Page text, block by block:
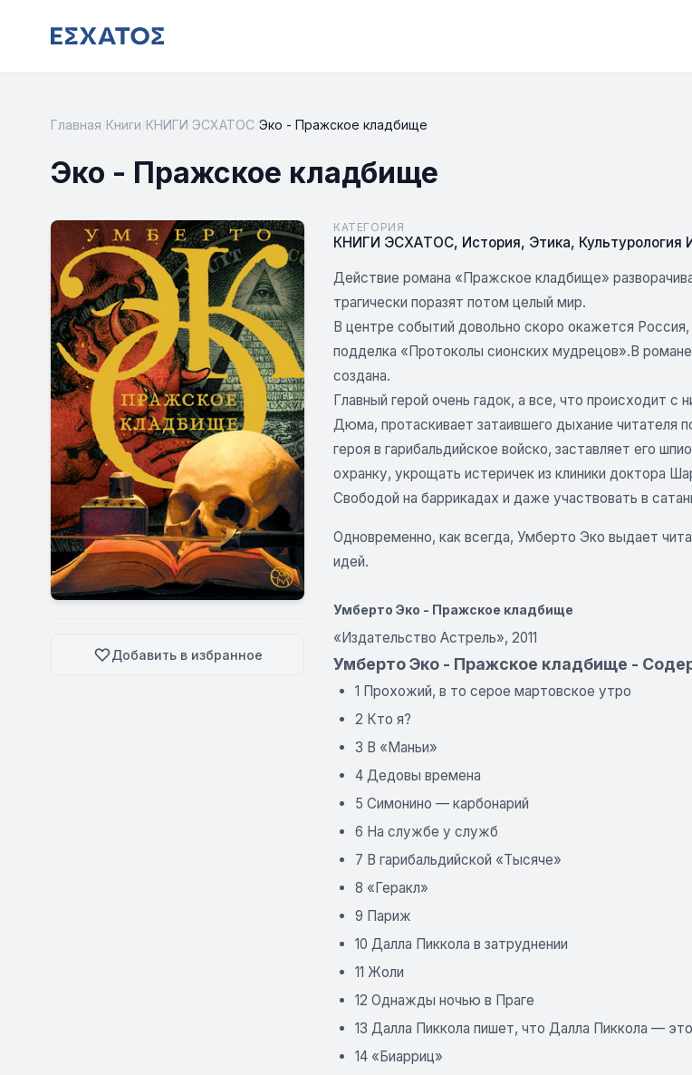
Главная Книги КНИГИ ЭСХАТОС Эко - Пражское кладбище
Эко - Пражское кладбище
Добавить в избранное
КАТЕГОРИЯ
КНИГИ ЭСХАТОС, История, Этика, Культурология
Действие романа «Пражское кладбище»
трагически поразят потом целый мир.
В центре событий довольно скоро окажется Россия,
подделка «Протоколы сионских мудрецов».В
создана.
Главный герой очень гадок, а все, что происходит
Дюма, протаскивает затаившего дыхание читателя
героя в гарибальдийское войско, заставляет его
охранку, укрощать истеричек из клиники доктора
Свободой на баррикадах и даже участвовать в
Одновременно, как всегда, Умберто Эко выдает
идей.
Умберто Эко - Пражское кладбище
«Издательство Астрель», 2011
Умберто Эко - Пражское кладбище -
1 Прохожий, в то серое мартовское утро
2 Кто я?
3 В «Маньи»
4 Дедовы времена
5 Симонино — карбонарий
6 На службе у служб
7 В гарибальдийской «Тысяче»
8 «Геракл»
9 Париж
10 Далла Пиккола в затруднении
11 Жоли
12 Однажды ночью в Праге
13 Далла Пиккола пишет, что Далла Пиккола —
14 «Биарриц»